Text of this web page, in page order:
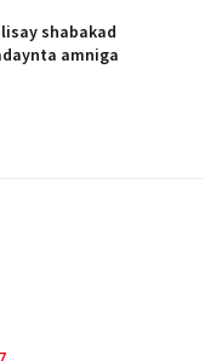
shabakad
amniga